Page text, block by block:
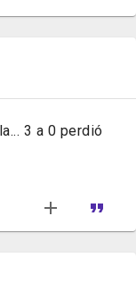
3 a 0 perdió